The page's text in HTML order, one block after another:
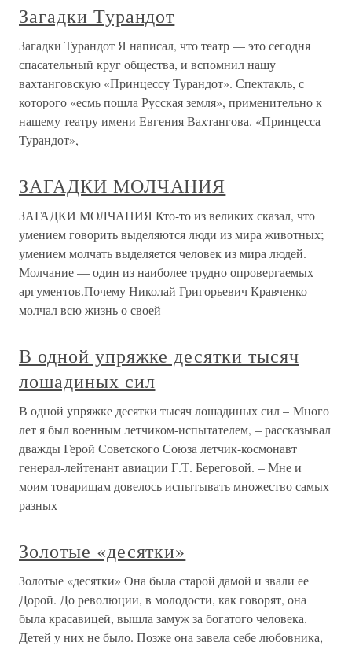
Загадки Турандот
Загадки Турандот Я написал, что театр — это сегодня
спасательный круг общества, и вспомнил нашу
вахтанговскую «Принцессу Турандот». Спектакль, с
которого «есмь пошла Русская земля», применительно к
нашему театру имени Евгения Вахтангова. «Принцесса
Турандот»,
ЗАГАДКИ МОЛЧАНИЯ
ЗАГАДКИ МОЛЧАНИЯ Кто-то из великих сказал, что
умением говорить выделяются люди из мира животных;
умением молчать выделяется человек из мира людей.
Молчание — один из наиболее трудно опровергаемых
аргументов.Почему Николай Григорьевич Кравченко
молчал всю жизнь о своей
В одной упряжке десятки тысяч
лошадиных сил
В одной упряжке десятки тысяч лошадиных сил – Много
лет я был военным летчиком-испытателем, – рассказывал
дважды Герой Советского Союза летчик-космонавт
генерал-лейтенант авиации Г.Т. Береговой. – Мне и
моим товарищам довелось испытывать множество самых
разных
Золотые «десятки»
Золотые «десятки» Она была старой дамой и звали ее
Дорой. До революции, в молодости, как говорят, она
была красавицей, вышла замуж за богатого человека.
Детей у них не было. Позже она завела себе любовника,